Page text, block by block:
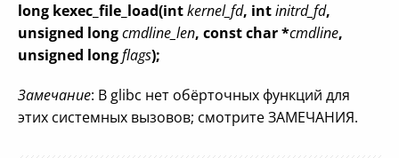
long kexec_file_load(intkernel_fd, intinitrd_fd,
unsigned longcmdline_len, const char *cmdline,
unsigned longflags);
Замечание: В glibc нет обёрточных функций для
этих системных вызовов; смотрите ЗАМЕЧАНИЯ.